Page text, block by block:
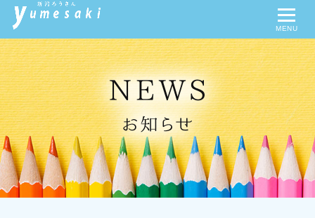
会員限定クーポン
懸賞＆プレゼント
イベント申込
TOP
新潟ろうきん夢咲Clubとは？